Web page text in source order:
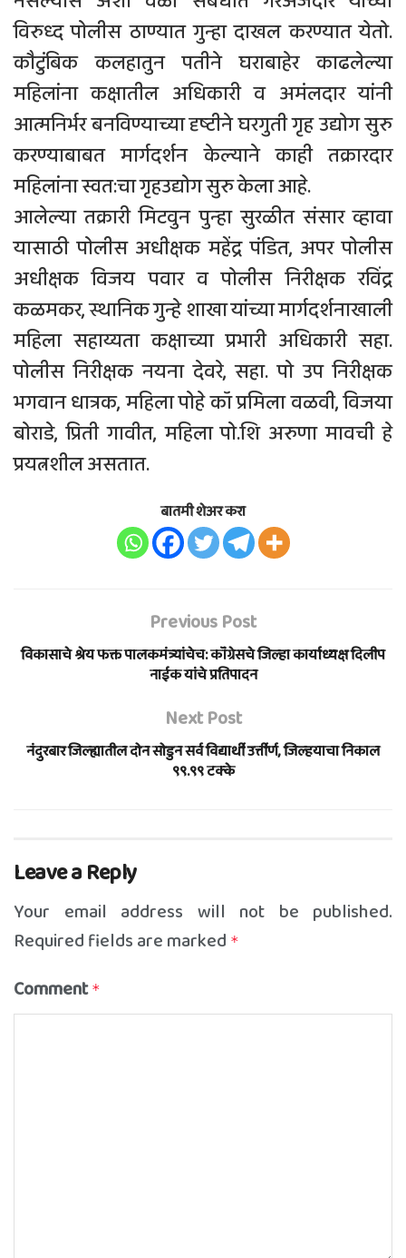
विरुध्द पोलीस ठाण्यात गुन्हा दाखल करण्यात येतो.
कौटुंबिक कलहातुन पतीने घराबाहेर काढलेल्या
महिलांना कक्षातील अधिकारी व अमंलदार यांनी
आत्मनिर्भर बनविण्याच्या दृष्टीने घरगुती गृह उद्योग सुरु
करण्याबाबत मार्गदर्शन केल्याने काही तक्रारदार
महिलांना स्वत:चा गृहउद्योग सुरु केला आहे.
आलेल्या तक्रारी मिटवुन पुन्हा सुरळीत संसार व्हावा
यासाठी पोलीस अधीक्षक महेंद्र पंडित, अपर पोलीस
अधीक्षक विजय पवार व पोलीस निरीक्षक रविंद्र
कळमकर, स्थानिक गुन्हे शाखा यांच्या मार्गदर्शनाखाली
महिला सहाय्यता कक्षाच्या प्रभारी अधिकारी सहा.
पोलीस निरीक्षक नयना देवरे, सहा. पो उप निरीक्षक
भगवान धात्रक, महिला पोहे कॉ प्रमिला वळवी, विजया
बोराडे, प्रिती गावीत, महिला पो.शि अरुणा मावची हे
प्रयत्नशील असतात.
बातमी शेअर करा
Previous Post
विकासाचे श्रेय फक्त पालकमंत्र्यांचेच: कॉंग्रेसचे जिल्हा कार्याध्यक्ष दिलीप
नाईक यांचे प्रतिपादन
Next Post
नंदुरबार जिल्ह्यातील दोन सोडुन सर्व विद्यार्थी उर्त्तीर्ण, जिल्हयाचा निकाल
९९.९९ टक्के
Leave a Reply
Your email address will not be published.
Required fields are marked *
Comment *